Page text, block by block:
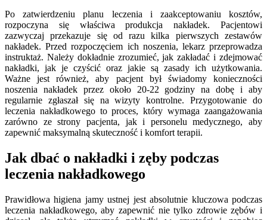
Po zatwierdzeniu planu leczenia i zaakceptowaniu kosztów,
rozpoczyna się właściwa produkcja nakładek. Pacjentowi
zazwyczaj przekazuje się od razu kilka pierwszych zestawów
nakładek. Przed rozpoczęciem ich noszenia, lekarz przeprowadza
instruktaż. Należy dokładnie zrozumieć, jak zakładać i zdejmować
nakładki, jak je czyścić oraz jakie są zasady ich użytkowania.
Ważne jest również, aby pacjent był świadomy konieczności
noszenia nakładek przez około 20-22 godziny na dobę i aby
regularnie zgłaszał się na wizyty kontrolne. Przygotowanie do
leczenia nakładkowego to proces, który wymaga zaangażowania
zarówno ze strony pacjenta, jak i personelu medycznego, aby
zapewnić maksymalną skuteczność i komfort terapii.
Jak dbać o nakładki i zęby podczas
leczenia nakładkowego
Prawidłowa higiena jamy ustnej jest absolutnie kluczowa podczas
leczenia nakładkowego, aby zapewnić nie tylko zdrowie zębów i